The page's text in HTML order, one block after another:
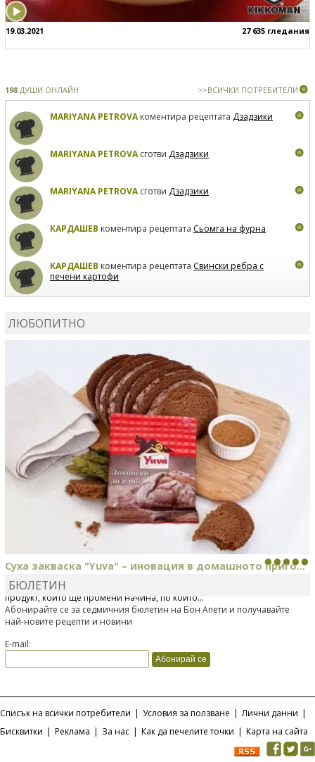
19.03.2021 27 635 гледания
198 ДУШИ ОНЛАЙН >>ВСИЧКИ ПОТРЕБИТЕЛИ
MARIYANA PETROVAкоментира рецептата Дзадзики
MARIYANA PETROVAсготви Дзадзики
MARIYANA PETROVAсготви Дзадзики
КАРДАШЕВ коментира рецептата Сьомга на фурна
КАРДАШЕВ коментира рецептата Свински ребра с
печени картофи
ЛЮБОПИТНО
Суха закваска "Yuva" – иновация в домашното приго...
Отскоро Лесафр България стартира предлагането на изцяло нов
продукт, който ще промени начина, по който...
БЮЛЕТИН
Абонирайте се за седмичния бюлетин на Бон Апети и получавайте
най-новите рецепти и новини
E-mail:
Списък на всички потребители | Условия за ползване | Лични данни |
Бисквитки | Реклама | За нас | Как да печелите точки | Карта на сайта